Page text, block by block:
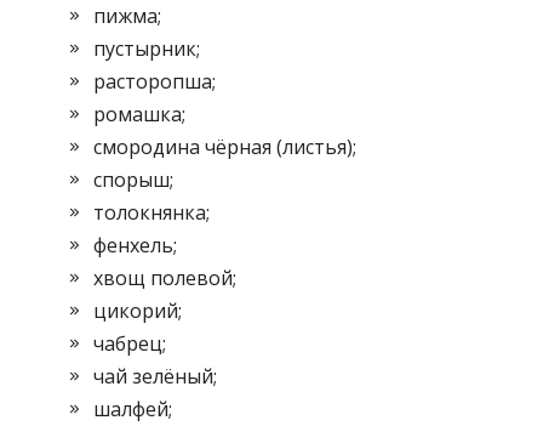
пижма;
пустырник;
расторопша;
ромашка;
смородина чёрная (листья);
спорыш;
толокнянка;
фенхель;
хвощ полевой;
цикорий;
чабрец;
чай зелёный;
шалфей;